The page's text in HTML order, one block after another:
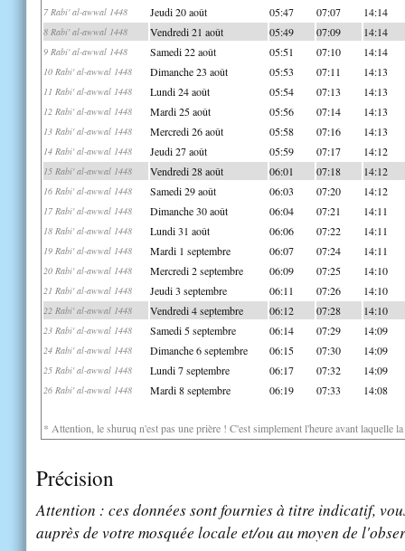
7 Rabi' al-awwal 1448 Jeudi 20 août 05:47 07:07 14:14
8 Rabi' al-awwal 1448 Vendredi 21 août 05:49 07:09 14:14
9 Rabi' al-awwal 1448 Samedi 22 août 05:51 07:10 14:14
10 Rabi' al-awwal 1448 Dimanche 23 août 05:53 07:11 14:13
11 Rabi' al-awwal 1448 Lundi 24 août 05:54 07:13 14:13
12 Rabi' al-awwal 1448 Mardi 25 août 05:56 07:14 14:13
13 Rabi' al-awwal 1448 Mercredi 26 août 05:58 07:16 14:13
14 Rabi' al-awwal 1448 Jeudi 27 août 05:59 07:17 14:12
15 Rabi' al-awwal 1448 Vendredi 28 août 06:01 07:18 14:12
16 Rabi' al-awwal 1448 Samedi 29 août 06:03 07:20 14:12
17 Rabi' al-awwal 1448 Dimanche 30 août 06:04 07:21 14:11
18 Rabi' al-awwal 1448 Lundi 31 août 06:06 07:22 14:11
19 Rabi' al-awwal 1448 Mardi 1 septembre 06:07 07:24 14:11
20 Rabi' al-awwal 1448 Mercredi 2 septembre 06:09 07:25 14:10
21 Rabi' al-awwal 1448 Jeudi 3 septembre 06:11 07:26 14:10
22 Rabi' al-awwal 1448 Vendredi 4 septembre 06:12 07:28 14:10
23 Rabi' al-awwal 1448 Samedi 5 septembre 06:14 07:29 14:09
24 Rabi' al-awwal 1448 Dimanche 6 septembre 06:15 07:30 14:09
25 Rabi' al-awwal 1448 Lundi 7 septembre 06:17 07:32 14:09
26 Rabi' al-awwal 1448 Mardi 8 septembre 06:19 07:33 14:08
* Attention, le shuruq n'est pas une prière ! C'est simplement l'heure avant laquelle
Précision
Attention : ces données sont fournies à titre indicatif,
auprès de votre mosquée locale et/ou au moyen de